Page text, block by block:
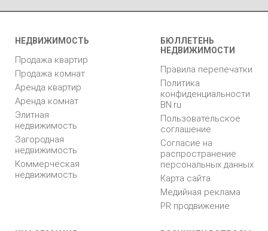
НЕДВИЖИМОСТЬ
Продажа квартир
Продажа комнат
Аренда квартир
Аренда комнат
Элитная
недвижимость
Загородная
недвижимость
Коммерческая
недвижимость
БЮЛЛЕТЕНЬ
НЕДВИЖИМОСТИ
Правила перепечатки
Политика
конфиденциальности
BN.ru
Пользовательское
соглашение
Согласие на
распространение
персональных данных
Карта сайта
Медийная реклама
PR продвижение